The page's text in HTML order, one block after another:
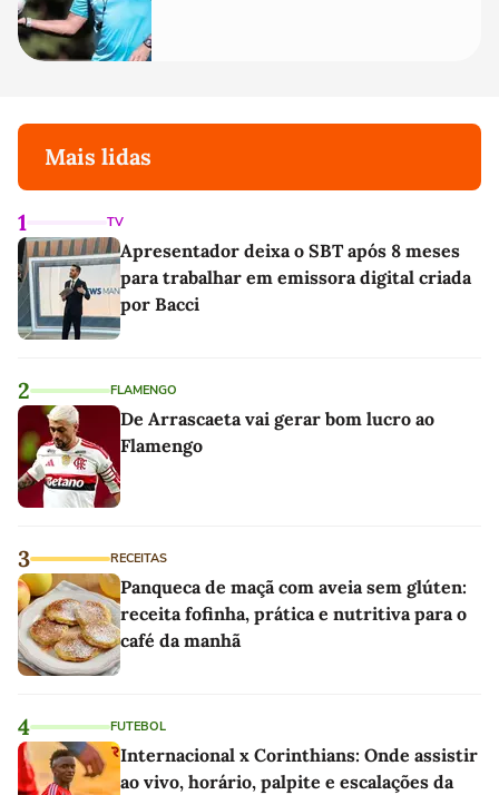
Mais lidas
1 TV
Apresentador deixa o SBT após 8 meses
para trabalhar em emissora digital criada
por Bacci
2 FLAMENGO
De Arrascaeta vai gerar bom lucro ao
Flamengo
3 RECEITAS
Panqueca de maçã com aveia sem glúten:
receita fofinha, prática e nutritiva para o
café da manhã
4 FUTEBOL
Internacional x Corinthians: Onde assistir
ao vivo, horário, palpite e escalações da